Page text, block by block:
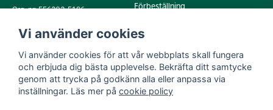
Org. nr: 556202-5196
43248 Varberg
Kontakta oss
Mail:
byggoutlet@support.derome.se
Förbeställning
Köpvillkor
Integritetspolicy
Cookies
Vi använder cookies
Vi använder cookies för att vår webbplats skall fungera
och erbjuda dig bästa upplevelse. Bekräfta ditt samtycke
genom att trycka på godkänn alla eller anpassa via
inställningar. Läs mer på cookie policy